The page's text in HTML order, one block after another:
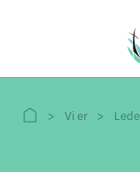
Vi er